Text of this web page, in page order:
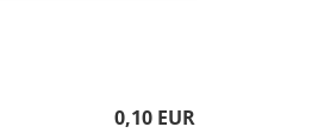
0,10 EUR